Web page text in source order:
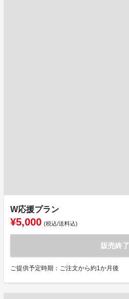
W応援プラン
¥5,000 (税込/送料込)
販売終了
ご提供予定時期：ご注文から約1か月後